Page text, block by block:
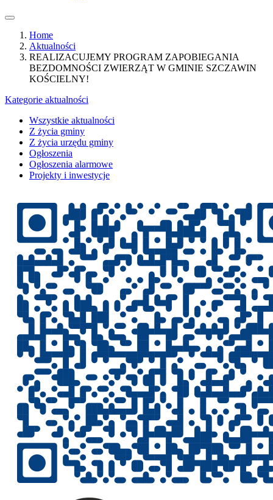
Home
Aktualności
REALIZACUJEMY PROGRAM ZAPOBIEGANIA
BEZDOMNOŚCI ZWIERZĄT W GMINIE SZCZAWIN
KOŚCIELNY!
Kategorie aktualności
Wszystkie aktualności
Z życia gminy
Z życia urzędu gminy
Ogłoszenia
Ogłoszenia alarmowe
Projekty i inwestycje